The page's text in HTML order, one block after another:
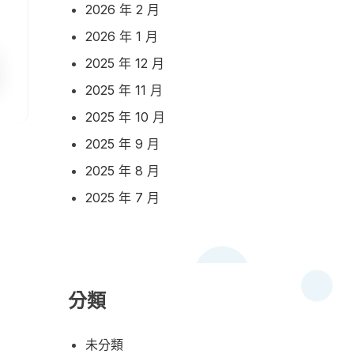
2026 年 2 月
2026 年 1 月
2025 年 12 月
2025 年 11 月
2025 年 10 月
2025 年 9 月
2025 年 8 月
2025 年 7 月
分類
未分類